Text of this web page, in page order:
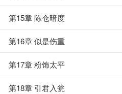
第15章 陈仓暗度
第16章 似是伤重
第17章 粉饰太平
第18章 引君入瓮